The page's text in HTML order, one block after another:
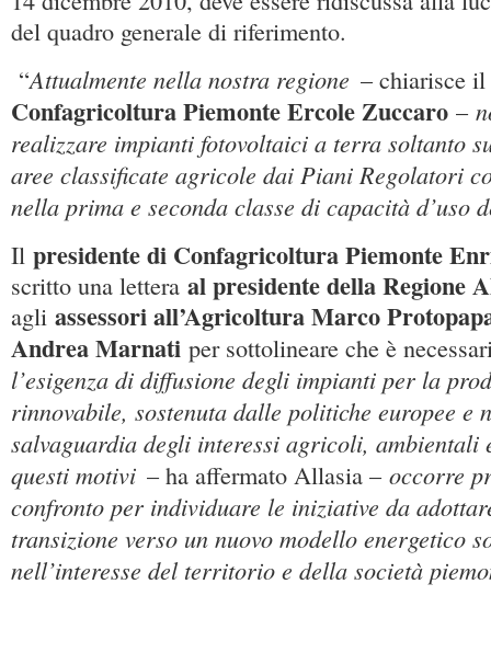
del quadro generale di riferimento.
“Attualmente nella nostra regione – chiarisce
Confagricoltura Piemonte Ercole Zuccaro –
realizzare impianti fotovoltaici a terra soltanto
aree classificate agricole dai Piani Regolatori
nella prima e seconda classe di capacità d’uso
Il presidente di Confagricoltura Piemonte
scritto una lettera al presidente della Regione
agli assessori all’Agricoltura Marco
Andrea Marnati per sottolineare che è
l’esigenza di diffusione degli impianti per la
rinnovabile, sostenuta dalle politiche europee e
salvaguardia degli interessi agricoli, ambientali
questi motivi – ha affermato Allasia – occorre
confronto per individuare le iniziative da
transizione verso un nuovo modello energetico
nell’interesse del territorio e della società